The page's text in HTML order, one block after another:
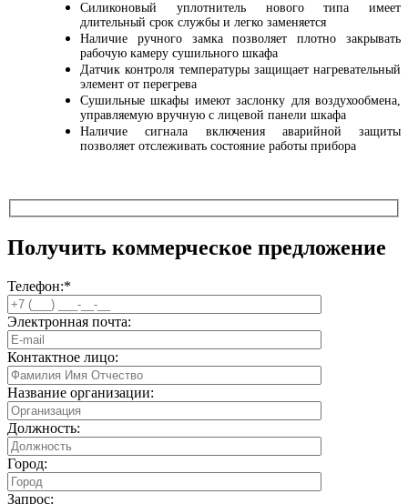
Силиконовый уплотнитель нового типа имеет
длительный срок службы и легко заменяется
Наличие ручного замка позволяет плотно закрывать
рабочую камеру сушильного шкафа
Датчик контроля температуры защищает нагревательный
элемент от перегрева
Сушильные шкафы имеют заслонку для воздухообмена,
управляемую вручную с лицевой панели шкафа
Наличие сигнала включения аварийной защиты
позволяет отслеживать состояние работы прибора
Получить коммерческое предложение
Телефон:*
Электронная почта:
Контактное лицо:
Название организации:
Должность:
Город:
Запрос: